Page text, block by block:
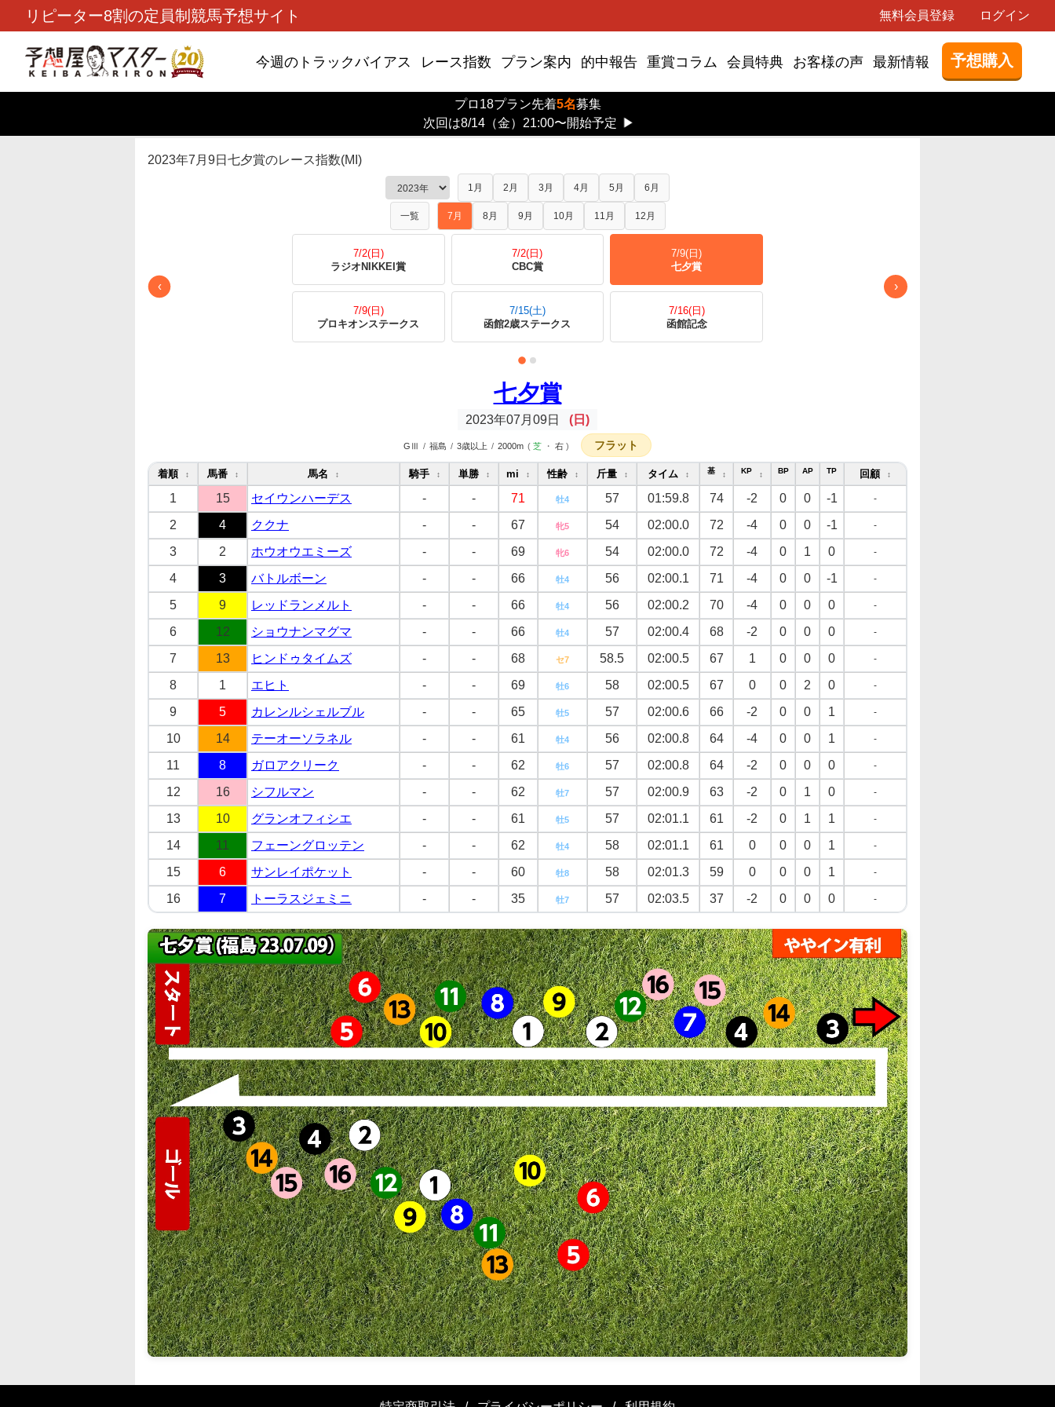
リピーター8割の定員制競馬予想サイト 無料会員登録 ログイン
今週のトラックバイアス レース指数 プラン案内 的中報告 重賞コラム 会員特典 お客様の声 最新情報 予想購入
プロ18プラン先着5名募集
次回は8/14（金）21:00〜開始予定
▶
2023年7月9日七夕賞のレース指数(MI)
1月 2月 3月 4月 5月 6月
一覧 7月 8月 9月 10月 11月 12月
‹
7/2(日)
ラジオNIKKEI賞
7/2(日)
CBC賞
7/9(日)
七夕賞
7/9(日)
プロキオンステークス
7/15(土)
函館2歳ステークス
7/16(日)
函館記念
›
七夕賞
2023年07月09日 (日)
GⅢ / 福島 / 3歳以上 / 2000m ( 芝 ・ 右 ) フラット
着順 ↕ 馬番 ↕ 馬名 ↕ 騎手 ↕ 単勝 ↕ mi ↕ 性齢 ↕ 斤量 ↕ タイム ↕ 基 ↕ KP ↕ BP AP TP 回顧 ↕
1 15 セイウンハーデス - - 71 牡4 57 01:59.8 74 -2 0 0 -1 -
2 4 ククナ - - 67 牝5 54 02:00.0 72 -4 0 0 -1 -
3 2 ホウオウエミーズ - - 69 牝6 54 02:00.0 72 -4 0 1 0 -
4 3 バトルボーン - - 66 牡4 56 02:00.1 71 -4 0 0 -1 -
5 9 レッドランメルト - - 66 牡4 56 02:00.2 70 -4 0 0 0 -
6 12 ショウナンマグマ - - 66 牡4 57 02:00.4 68 -2 0 0 0 -
7 13 ヒンドゥタイムズ - - 68 セ7 58.5 02:00.5 67 1 0 0 0 -
8 1 エヒト - - 69 牡6 58 02:00.5 67 0 0 2 0 -
9 5 カレンルシェルブル - - 65 牡5 57 02:00.6 66 -2 0 0 1 -
10 14 テーオーソラネル - - 61 牡4 56 02:00.8 64 -4 0 0 1 -
11 8 ガロアクリーク - - 62 牡6 57 02:00.8 64 -2 0 0 0 -
12 16 シフルマン - - 62 牡7 57 02:00.9 63 -2 0 1 0 -
13 10 グランオフィシエ - - 61 牡5 57 02:01.1 61 -2 0 1 1 -
14 11 フェーングロッテン - - 62 牡4 58 02:01.1 61 0 0 0 1 -
15 6 サンレイポケット - - 60 牡8 58 02:01.3 59 0 0 0 1 -
16 7 トーラスジェミニ - - 35 牡7 57 02:03.5 37 -2 0 0 0 -